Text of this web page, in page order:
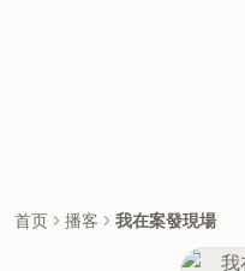
首页 播客 我在案發現場